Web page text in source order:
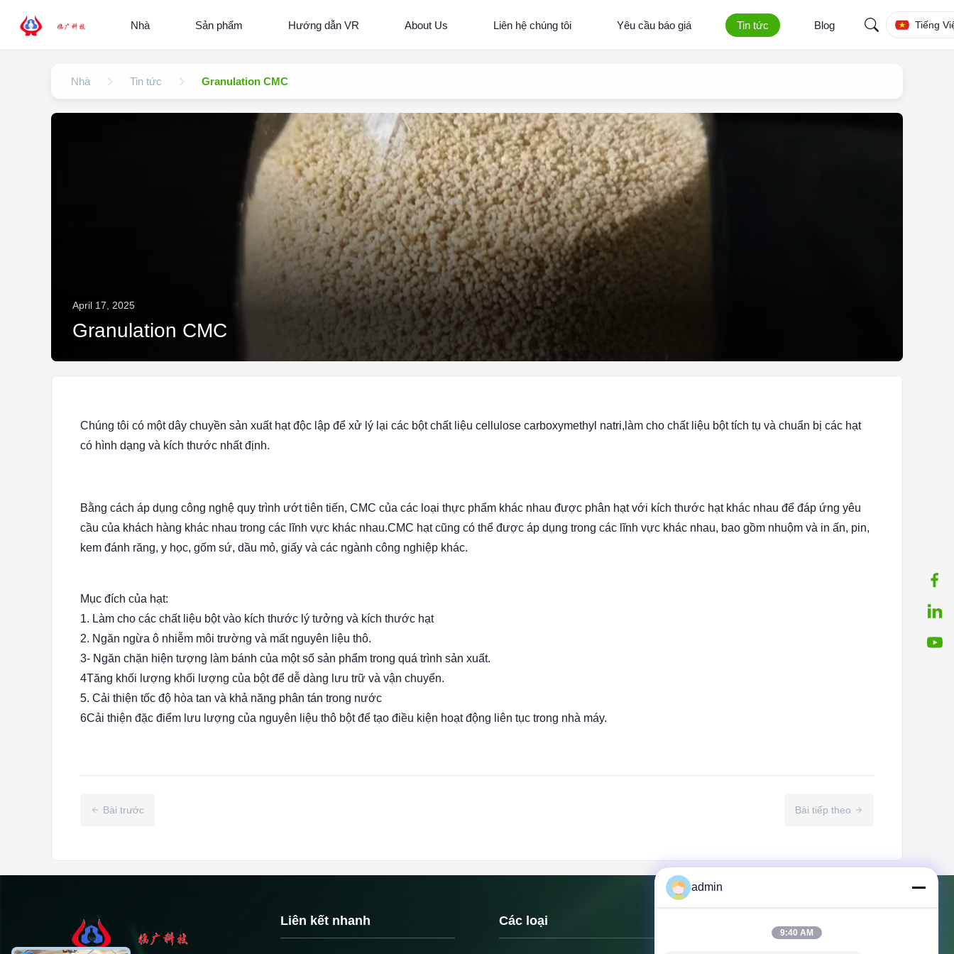
Nhà Sản phẩm Hướng dẫn VR About Us Liên hệ chúng tôi Yêu cầu báo giá Tin tức Blog Tiếng
Nhà Tin tức Granulation CMC
April 17, 2025
Granulation CMC
Chúng tôi có một dây chuyền sản xuất hạt độc lập để xử lý lại các bột chất liệu cellulose carboxymethyl natri,làm cho chất liệu bột tích tụ và chuẩn bị các hạt
có hình dạng và kích thước nhất định.
Bằng cách áp dụng công nghệ quy trình ướt tiên tiến, CMC của các loại thực phẩm khác nhau được phân hạt với kích thước hạt khác nhau để đáp ứng yêu
cầu của khách hàng khác nhau trong các lĩnh vực khác nhau.CMC hạt cũng có thể được áp dụng trong các lĩnh vực khác nhau, bao gồm nhuộm và in ấn, pin,
kem đánh răng, y học, gốm sứ, dầu mỏ, giấy và các ngành công nghiệp khác.
Mục đích của hạt:
1. Làm cho các chất liệu bột vào kích thước lý tưởng và kích thước hạt
2. Ngăn ngừa ô nhiễm môi trường và mất nguyên liệu thô.
3- Ngăn chặn hiện tượng làm bánh của một số sản phẩm trong quá trình sản xuất.
4Tăng khối lượng khối lượng của bột để dễ dàng lưu trữ và vận chuyển.
5. Cải thiện tốc độ hòa tan và khả năng phân tán trong nước
6Cải thiện đặc điểm lưu lượng của nguyên liệu thô bột để tạo điều kiện hoạt động liên tục trong nhà máy.
Bài trước Bài tiếp theo
Liên kết nhanh Các loại
admin
9:40 AM